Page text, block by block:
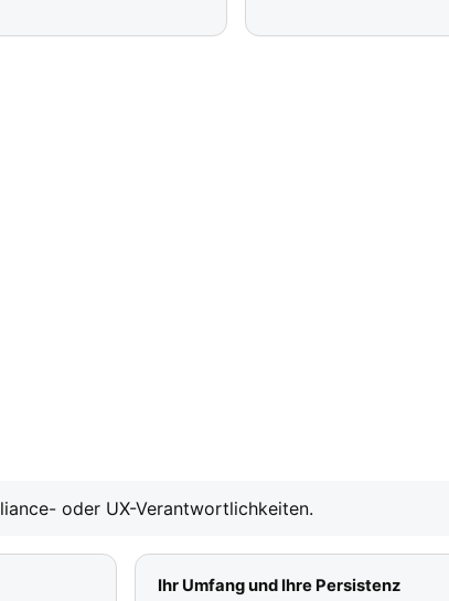
oder UX-Verantwortlichkeiten.
Ihr Umfang und Ihre Persistenz